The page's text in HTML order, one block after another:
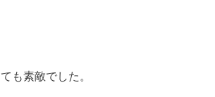
も素敵でした。